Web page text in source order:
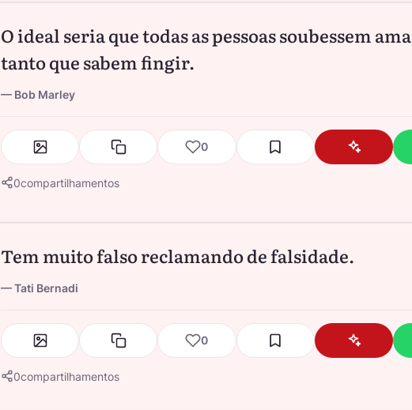
O ideal seria que todas as pessoas soubessem
tanto que sabem fingir.
Bob Marley
0
0compartilhamentos
Tem muito falso reclamando de falsidade.
Tati Bernadi
0
0compartilhamentos